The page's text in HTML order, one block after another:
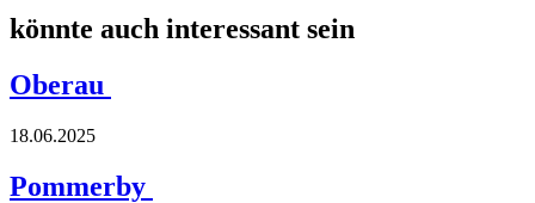
könnte auch interessant sein
Oberau
18.06.2025
Pommerby